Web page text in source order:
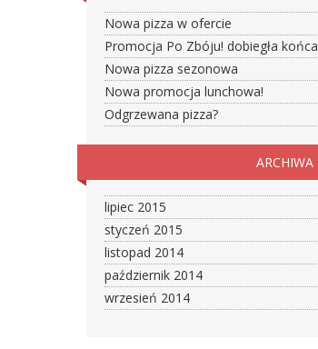
Nowa pizza w ofercie
Promocja Po Zbóju! dobiegła końca
Nowa pizza sezonowa
Nowa promocja lunchowa!
Odgrzewana pizza?
ARCHIWA
lipiec 2015
styczeń 2015
listopad 2014
październik 2014
wrzesień 2014